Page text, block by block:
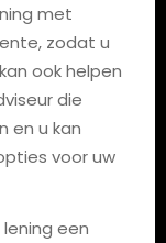
met
zodat u
ook helpen
die
en u kan
voor uw
een